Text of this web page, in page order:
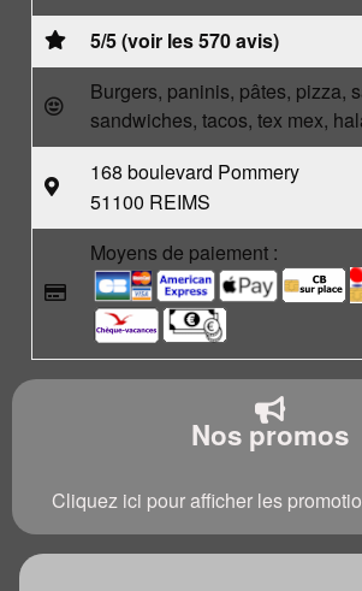
5/5 (voir les 570 avis)
Burgers, paninis, pâtes, pizza,
sandwiches, tacos, tex mex,
168 boulevard Pommery
51100 REIMS
Moyens de paiement :
Nos promos
Cliquez ici pour afficher les